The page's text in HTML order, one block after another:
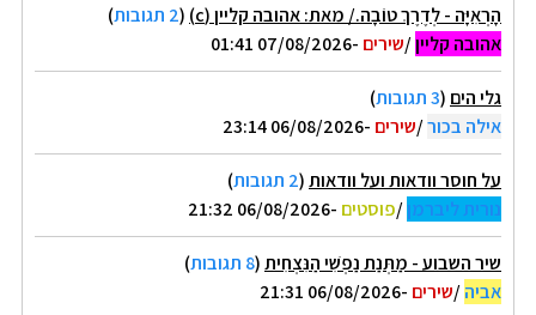
הָרְאִיָּה - לְדֶרֶךְ טוֹבָה./ מאת: אהובה קליין (c) (2 תגובות
)
אהובה קליין/שירים -07/08/2026 01:41
גלי הים (3 תגובות
)
אילה בכור/שירים -06/08/2026 23:14
על חוסר וודאות ועל וודאות(2 תגובות
)
נורית ליברמן/פוסטים -06/08/2026 21:32
שיר השבוע - מַתְּנַת נַפְשִׁי הַנִּצְחִית(8 תגובות
)
אביה/שירים -06/08/2026 21:31